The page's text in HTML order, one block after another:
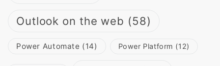
Outlook on the web (58)
Power Automate (14) Power Platform (12)